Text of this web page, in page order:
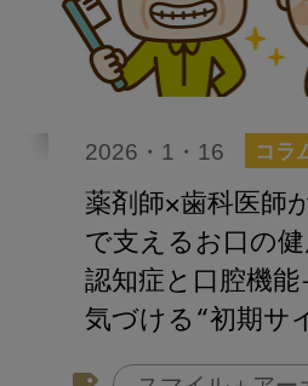
2026・1・16 コラ
薬剤師×歯科医師
で支えるお口の健
認知症と口腔機
気づける“初期サ